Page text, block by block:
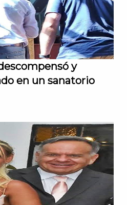
y
en un sanatorio